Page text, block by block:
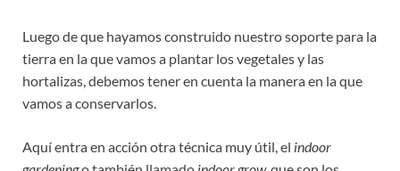
Luego de que hayamos construido nuestro soporte para la
tierra en la que vamos a plantar los vegetales y las
hortalizas, debemos tener en cuenta la manera en la que
vamos a conservarlos.
Aquí entra en acción otra técnica muy útil, el indoor